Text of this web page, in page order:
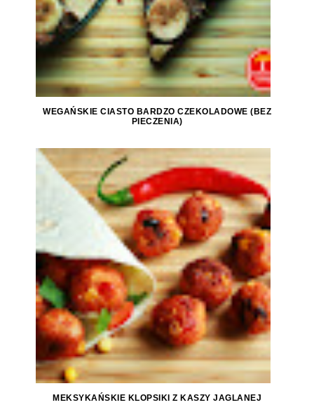
WEGAŃSKIE CIASTO BARDZO CZEKOLADOWE (BEZ
PIECZENIA)
MEKSYKAŃSKIE KLOPSIKI Z KASZY JAGLANEJ